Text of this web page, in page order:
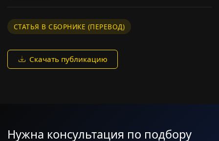
СТАТЬЯ В СБОРНИКЕ (ПЕРЕВОД)
Скачать публикацию
Нужна консультация по подбору